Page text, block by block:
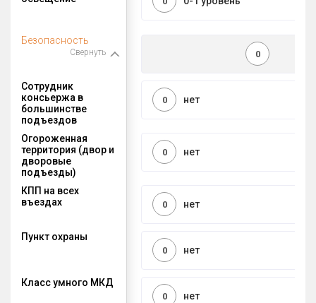
Безопасность
Свернуть 0
Сотрудник
консьержа в
большинстве
подъездов
нет
0
Огороженная
территория (двор и
дворовые
подъезды)
нет
0
КПП на всех
въездах
нет
0
Пункт охраны
нет
0
Класс умного МКД
нет
0